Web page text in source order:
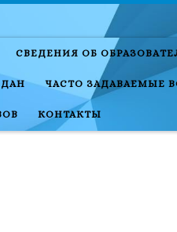
СВЕДЕНИЯ ОБ
ЧАСТО ЗАДАВАЕМЫЕ
КОНТАКТЫ